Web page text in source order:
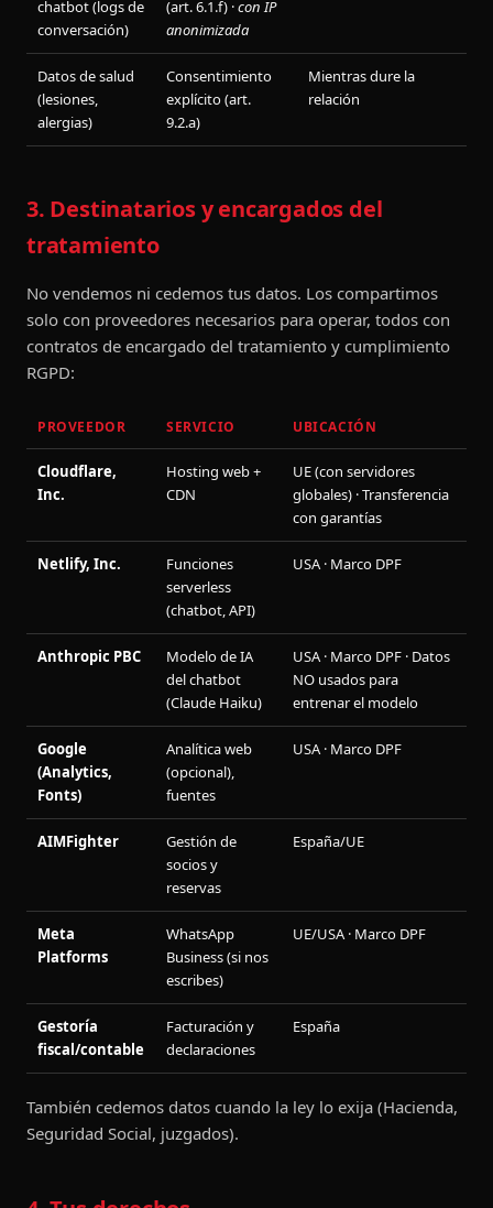
chatbot (logs de
conversación)
(art. 6.1.f) ·con IP
anonimizada
Datos de salud
(lesiones,
alergias)
Consentimiento
explícito (art.
9.2.a)
Mientras dure la
relación
3. Destinatarios y encargados del
tratamiento
No vendemos ni cedemos tus datos. Los compartimos
solo con proveedores necesarios para operar, todos con
contratos de encargado del tratamiento y cumplimiento
RGPD:
PROVEEDOR SERVICIO UBICACIÓN
Cloudflare,
Inc.
Hosting web +
CDN
UE (con servidores
globales) · Transferencia
con garantías
Netlify, Inc.
Funciones
serverless
(chatbot, API)
USA · Marco DPF
Anthropic PBC
Modelo de IA
del chatbot
(Claude Haiku)
USA · Marco DPF · Datos
NO usados para
entrenar el modelo
Google
(Analytics,
Fonts)
Analítica web
(opcional),
fuentes
USA · Marco DPF
AIMFighter
Gestión de
socios y
reservas
España/UE
Meta
Platforms
WhatsApp
Business (si nos
escribes)
UE/USA · Marco DPF
Gestoría
fiscal/contable
Facturación y
declaraciones
España
También cedemos datos cuando la ley lo exija (Hacienda,
Seguridad Social, juzgados).